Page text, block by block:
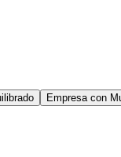
Empresa con